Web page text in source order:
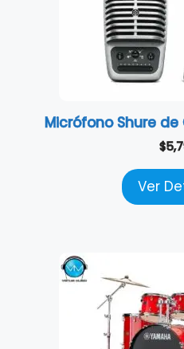
Micrófono Shure de
$
Ver